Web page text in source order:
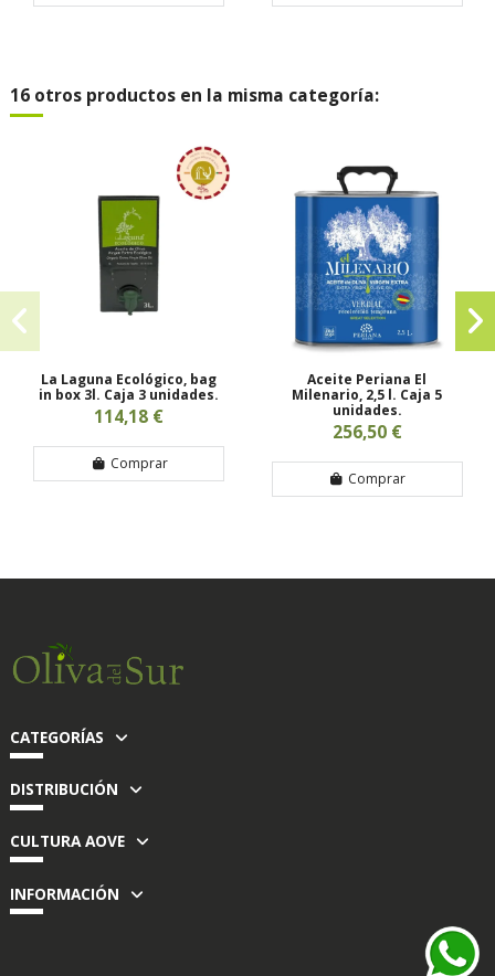
16 otros productos en la misma categoría:
La Laguna Ecológico, bag
in box 3l. Caja 3 unidades.
114,18 €
Comprar
Aceite Periana El
Milenario, 2,5 l. Caja 5
unidades.
256,50 €
Comprar
CATEGORÍAS
DISTRIBUCIÓN
CULTURA AOVE
INFORMACIÓN